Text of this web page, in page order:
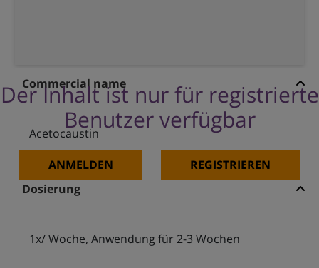
Der Inhalt ist nur für registrierte
Benutzer verfügbar
ANMELDEN REGISTRIEREN
Commercial name
Acetocaustin
Dosierung
1x/ Woche, Anwendung für 2-3 Wochen